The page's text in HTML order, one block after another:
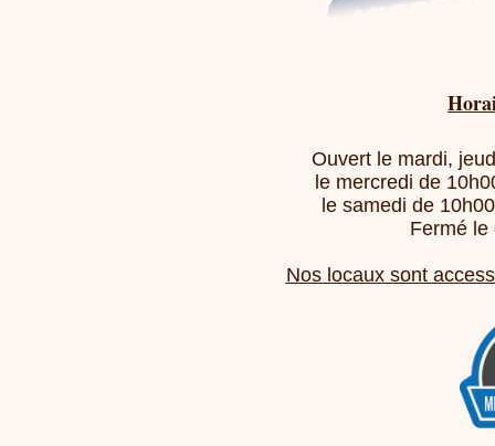
Ouvert le mardi,
le mercredi de
le samedi de
Fermé le
Nos locaux sont